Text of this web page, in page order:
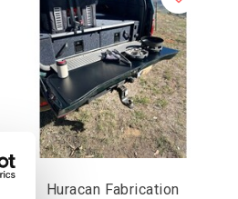
Huracan Fabrication